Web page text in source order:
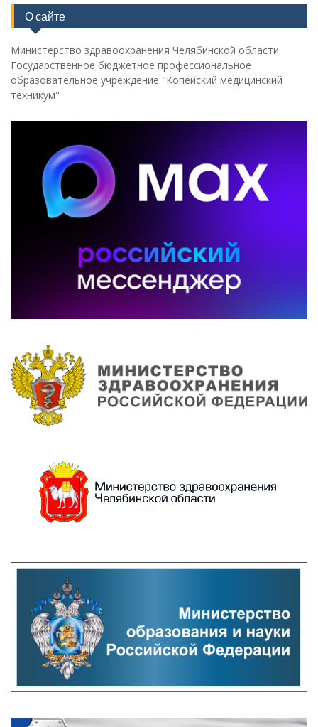
О сайте
Министерство здравоохранения Челябинской области
Государственное бюджетное профессиональное
образовательное учреждение "Копейский медицинский
техникум"